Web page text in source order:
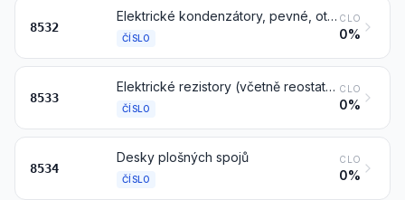
8532
Elektrické kondenzátory, pevné, otočné nebo dolaďovací (přednastavené)
ČÍSLO
CLO
0%
8533
Elektrické rezistory (včetně reostatů a potenciometrů), jiné než topné rezistory (odpory)
ČÍSLO
CLO
0%
8534
Desky plošných spojů
ČÍSLO
CLO
0%